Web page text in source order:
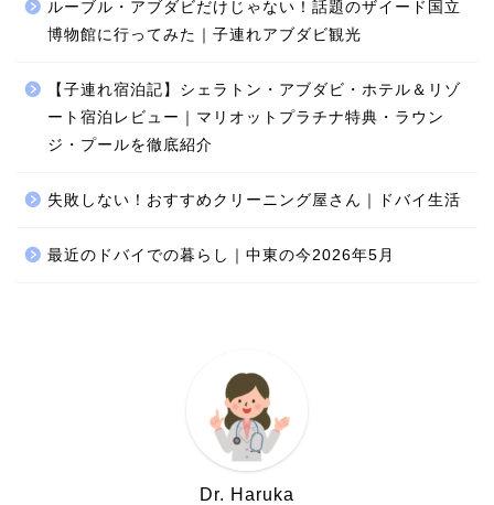
ルーブル・アブダビだけじゃない！話題のザイード国立
博物館に行ってみた｜子連れアブダビ観光
【子連れ宿泊記】シェラトン・アブダビ・ホテル＆リゾ
ート宿泊レビュー｜マリオットプラチナ特典・ラウン
ジ・プールを徹底紹介
失敗しない！おすすめクリーニング屋さん｜ドバイ生活
最近のドバイでの暮らし｜中東の今2026年5月
Dr. Haruka